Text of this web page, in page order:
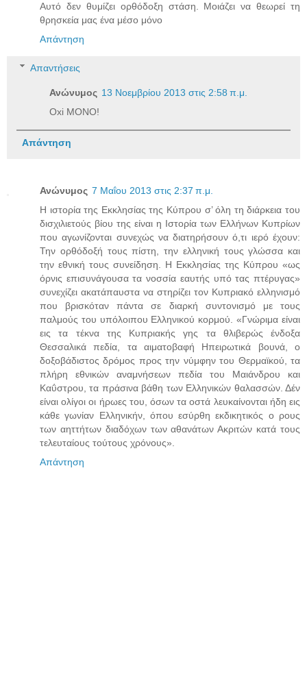
Αυτό δεν θυμίζει ορθόδοξη στάση. Μοιάζει να θεωρεί τη
θρησκεία μας ένα μέσο μόνο
Απάντηση
Απαντήσεις
Ανώνυμος 13 Νοεμβρίου 2013 στις 2:58 π.μ.
Oxi MONO!
Απάντηση
Ανώνυμος 7 Μαΐου 2013 στις 2:37 π.μ.
Η ιστορία της Εκκλησίας της Κύπρου σ’ όλη τη διάρκεια του
δισχιλιετούς βίου της είναι η Ιστορία των Ελλήνων Κυπρίων
που αγωνίζονται συνεχώς να διατηρήσουν ό,τι ιερό έχουν:
Την ορθόδοξή τους πίστη, την ελληνική τους γλώσσα και
την εθνική τους συνείδηση. Η Εκκλησίας της Κύπρου «ως
όρνις επισυνάγουσα τα νοσσία εαυτής υπό τας πτέρυγας»
συνεχίζει ακατάπαυστα να στηρίζει τον Κυπριακό ελληνισμό
που βρισκόταν πάντα σε διαρκή συντονισμό με τους
παλμούς του υπόλοιπου Ελληνικού κορμού. «Γνώριμα είναι
εις τα τέκνα της Κυπριακής γης τα θλιβερώς ένδοξα
Θεσσαλικά πεδία, τα αιματοβαφή Ηπειρωτικά βουνά, ο
δοξοβάδιστος δρόμος προς την νύμφην του Θερμαϊκού, τα
πλήρη εθνικών αναμνήσεων πεδία του Μαιάνδρου και
Καΰστρου, τα πράσινα βάθη των Ελληνικών θαλασσών. Δέν
είναι ολίγοι οι ήρωες του, όσων τα οστά λευκαίνονται ήδη εις
κάθε γωνίαν Ελληνικήν, όπου εσύρθη εκδικητικός ο ρους
των αηττήτων διαδόχων των αθανάτων Ακριτών κατά τους
τελευταίους τούτους χρόνους».
Απάντηση